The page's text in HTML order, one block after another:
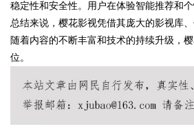
!
稳定性和安全性。用户在体验智能推荐和
总结来说，樱花影视凭借其庞大的影视库
随着内容的不断丰富和技术的持续升级，
位。